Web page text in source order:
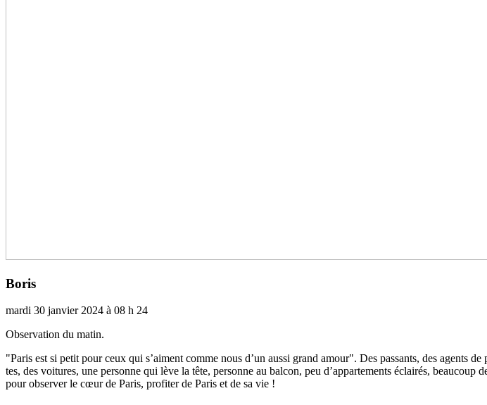
Boris
mardi 30 janvier 2024 à 08 h 24
Observation du matin.
"Paris est si petit pour ceux qui s’aiment comme nous d’un aussi grand amour". Des pas­sants, des agents
tes, des voi­tu­res, une per­sonne qui lève la tête, per­sonne au balcon, peu d’appar­te­ments éclairés,
pour obser­ver le cœur de Paris, pro­fi­ter de Paris et de sa vie !